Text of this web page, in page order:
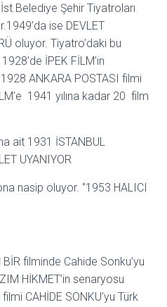
Şehir Tiyatroları
ise DEVLET
oluyor. Tiyatro’daki bu
İPEK FİLM’in
ANKARA POSTASI filmi
1941 yılına kadar 20 film
ait 1931 İSTANBUL
UYANIYOR
nasip oluyor. ‘’1953 HALICI
BİR filminde Cahide Sonku’yu
HİKMET’in senaryosu
CAHİDE SONKU’yu Türk